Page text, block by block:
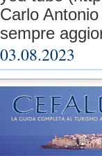
Carlo
sempre
03.08.2023